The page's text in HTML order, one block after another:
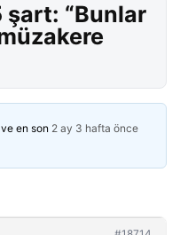
şart: “Bunlar
en son 2 ay 3 hafta önce